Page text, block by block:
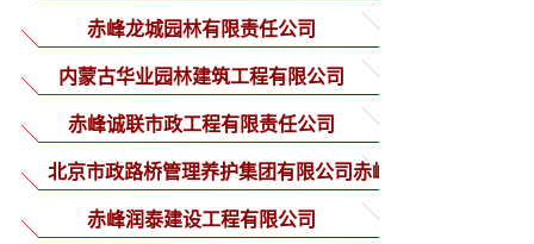
赤峰龙城园林有限责任公司
内蒙古华业园林建筑工程有限公司
赤峰诚联市政工程有限责任公司
北京市政路桥管理养护集团有限公司赤峰
分公司
赤峰润泰建设工程有限公司